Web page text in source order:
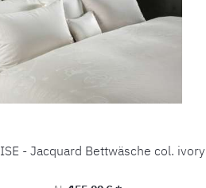
- Jacquard Bettwäsche col. ivory